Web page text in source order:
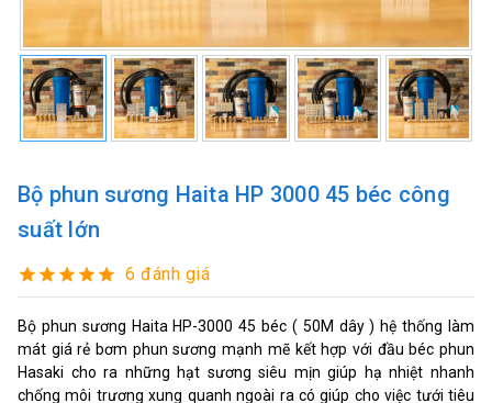
Bộ phun sương Haita HP 3000 45 béc công
suất lớn
6 đánh giá
Bộ phun sương Haita HP-3000 45 béc ( 50M dây ) hệ thống làm
mát giá rẻ bơm phun sương mạnh mẽ kết hợp với đầu béc phun
Hasaki cho ra những hạt sương siêu mịn giúp hạ nhiệt nhanh
chống môi trương xung quanh ngoài ra có giúp cho việc tưới tiêu